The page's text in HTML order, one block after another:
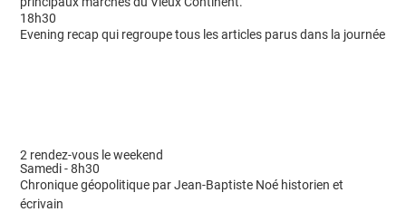
18h30
Evening recap qui regroupe tous les articles parus dans la journée
2 rendez-vous le weekend
Samedi - 8h30
Chronique géopolitique par Jean-Baptiste Noé historien et
écrivain